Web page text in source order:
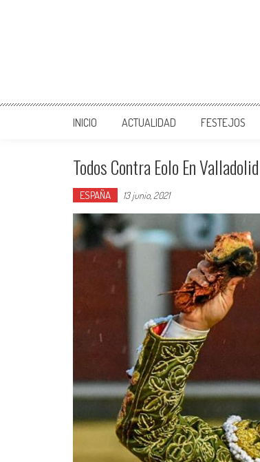
INICIO ACTUALIDAD FESTEJOS
Todos Contra Eolo En Valladolid
ESPAÑA 13 junio, 2021